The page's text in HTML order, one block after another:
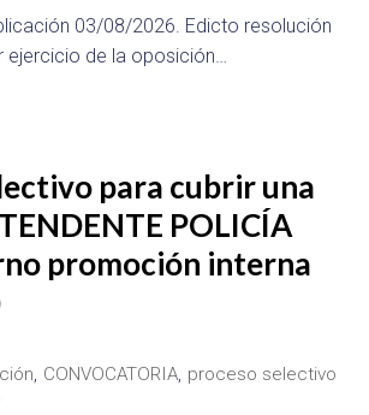
03/08/2026. Edicto resolución
ejercicio de la oposición…
para cubrir una
POLICÍA
promoción interna
, CONVOCATORIA, proceso selectivo